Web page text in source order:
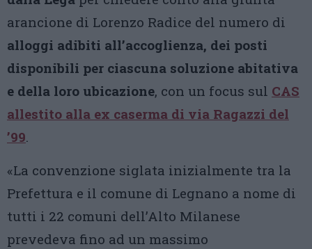
arancione di Lorenzo Radice del numero di
alloggi adibiti all’accoglienza, dei posti
disponibili per ciascuna soluzione abitativa
e della loro ubicazione, con un focus sul CAS
allestito alla ex caserma di via Ragazzi del
’99.
«La convenzione siglata inizialmente tra la
Prefettura e il comune di Legnano a nome di
tutti i 22 comuni dell’Alto Milanese
prevedeva fino ad un massimo